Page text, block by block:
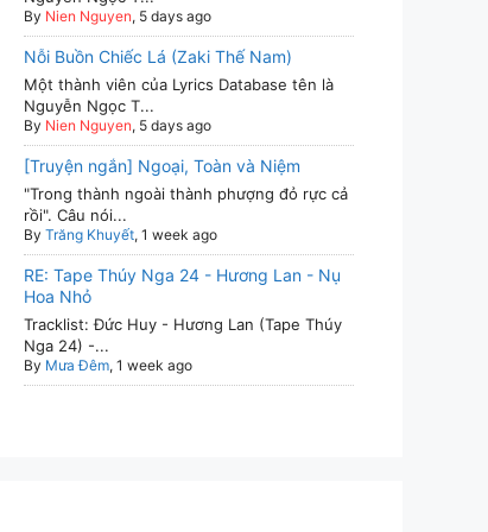
By Nien Nguyen, 5 days ago
Nỗi Buồn Chiếc Lá (Zaki Thế Nam)
Một thành viên của Lyrics Database tên là
Nguyễn Ngọc T...
By Nien Nguyen, 5 days ago
[Truyện ngắn] Ngoại, Toàn và Niệm
"Trong thành ngoài thành phượng đỏ rực cả
rồi". Câu nói...
By Trăng Khuyết, 1 week ago
RE: Tape Thúy Nga 24 - Hương Lan - Nụ
Hoa Nhỏ
Tracklist: Đức Huy - Hương Lan (Tape Thúy
Nga 24) -...
By Mưa Đêm, 1 week ago